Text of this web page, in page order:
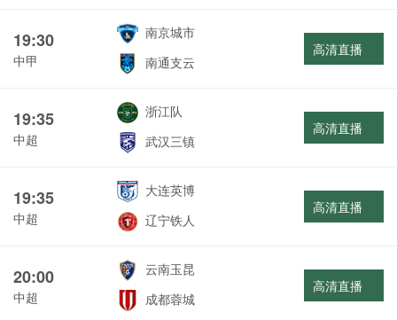
19:30
中甲
南京城市
南通支云
高清直播
19:35
中超
浙江队
武汉三镇
高清直播
19:35
中超
大连英博
辽宁铁人
高清直播
20:00
中超
云南玉昆
成都蓉城
高清直播